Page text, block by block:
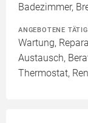
Badezimmer,
ANGEBOTENE
Wartung,
Austausch,
Thermostat,